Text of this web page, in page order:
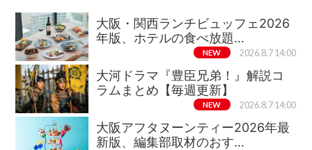
大阪・関西ランチビュッフェ2026
年版、ホテルの食べ放題…
NEW 2026.8.7 14:00
大河ドラマ『豊臣兄弟！』解説コ
ラムまとめ【毎週更新】
NEW 2026.8.7 14:00
大阪アフタヌーンティー2026年最
新版、編集部取材のおす…